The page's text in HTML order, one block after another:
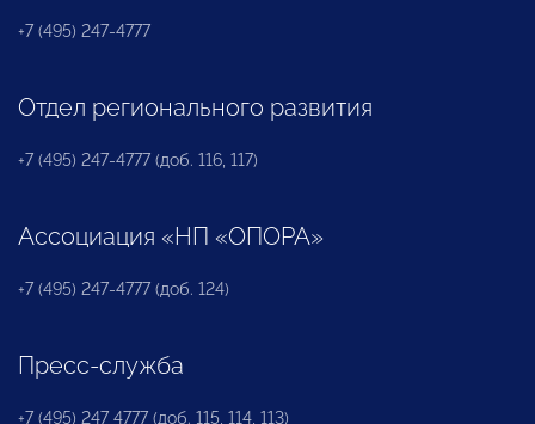
+7 (495) 247-4777
Отдел регионального развития
+7 (495) 247-4777 (доб. 116, 117)
Ассоциация «НП «ОПОРА»
+7 (495) 247-4777 (доб. 124)
Пресс-служба
+7 (495) 247 4777 (доб. 115, 114, 113)